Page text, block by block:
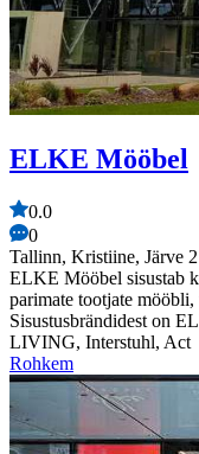
ELKE Mööbel
0.0
0
Tallinn, Kristiine, Järve 2
ELKE Mööbel sisustab
parimate tootjate mööbli,
Sisustusbrändidest on
LIVING, Interstuhl, Act
Rohkem